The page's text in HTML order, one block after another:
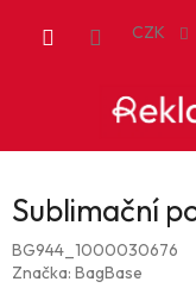
CZK
Sublimační
BG944_1000030676
Značka: BagBase